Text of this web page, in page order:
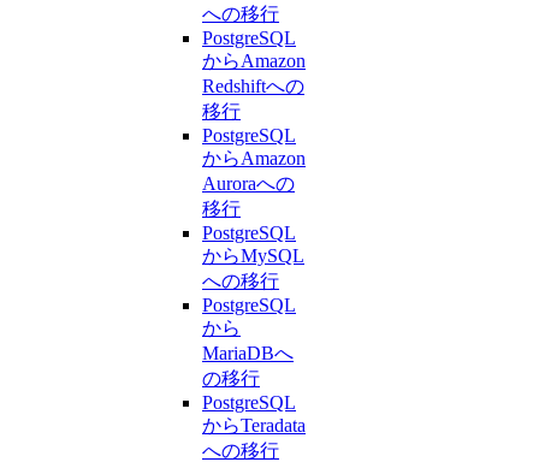
への移行
PostgreSQL
からAmazon
Redshiftへの
移行
PostgreSQL
からAmazon
Auroraへの
移行
PostgreSQL
からMySQL
への移行
PostgreSQL
から
MariaDBへ
の移行
PostgreSQL
からTeradata
への移行